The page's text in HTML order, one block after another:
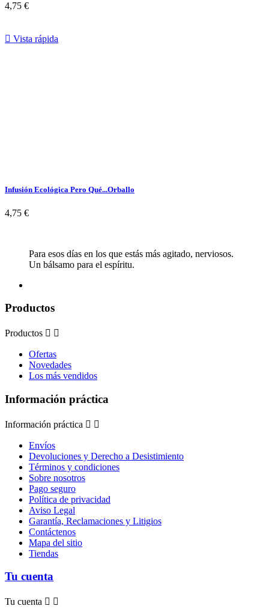
4,75 €
 Vista rápida
Infusión Ecológica Pero Qué...Orballo
4,75 €
Para esos días en los que estás más agitado, nerviosos.
Un bálsamo para el espíritu.
Productos
Productos  
Ofertas
Novedades
Los más vendidos
Información práctica
Información práctica  
Envíos
Devoluciones y Derecho a Desistimiento
Términos y condiciones
Sobre nosotros
Pago seguro
Política de privacidad
Aviso Legal
Garantía, Reclamaciones y Litigios
Contáctenos
Mapa del sitio
Tiendas
Tu cuenta
Tu cuenta  